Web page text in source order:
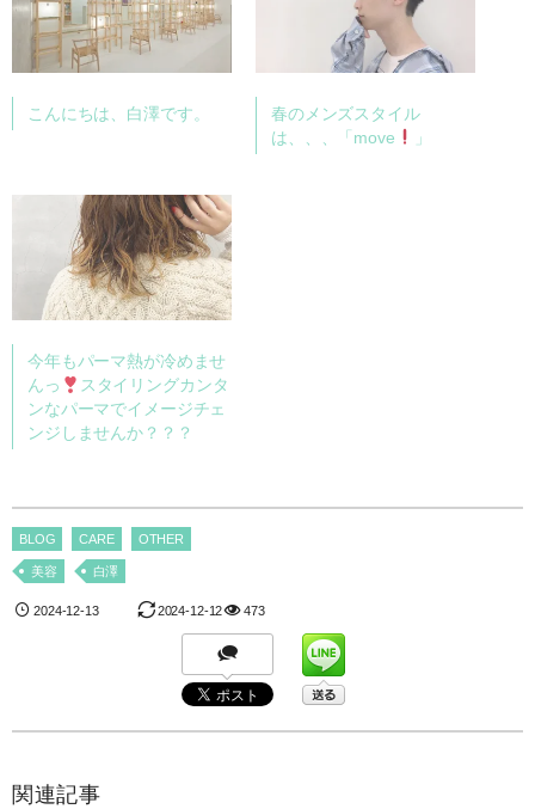
こんにちは、白澤です。
春のメンズスタイル
は、、、「move
」
今年もパーマ熱が冷めませ
んっ
スタイリングカンタ
ンなパーマでイメージチェ
ンジしませんか？？？
BLOG CARE OTHER
美容 白澤
2024-12-13 2024-12-12 473
関連記事